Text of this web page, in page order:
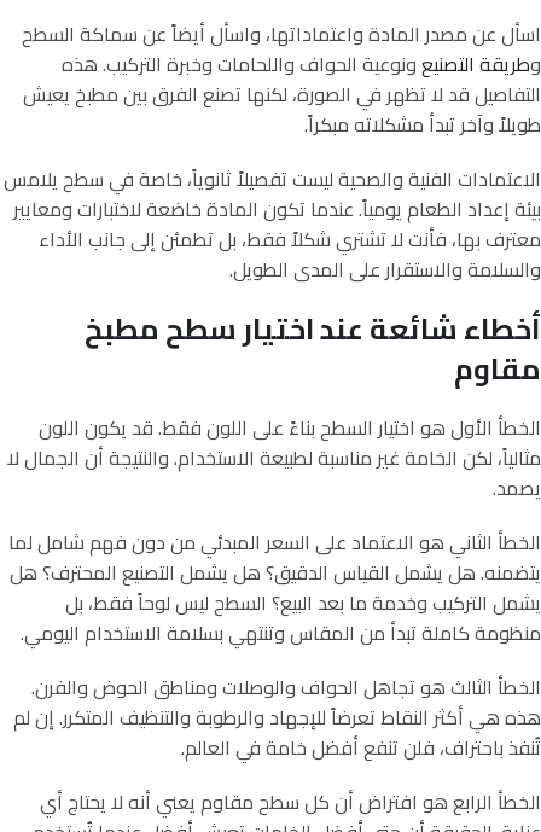
اسأل عن مصدر المادة واعتماداتها، واسأل أيضاً عن سماكة السطح
وطريقة التصنيعونوعية الحواف واللحامات وخبرة التركيب. هذه
التفاصيل قد لا تظهر في الصورة، لكنها تصنع الفرق بين مطبخ يعيش
طويلاً وآخر تبدأ مشكلاته مبكراً.
الاعتمادات الفنية والصحية ليست تفصيلاً ثانوياً، خاصة في سطح يلامس
بيئة إعداد الطعام يومياً. عندما تكون المادة خاضعة لاختبارات ومعايير
معترف بها، فأنت لا تشتري شكلاً فقط، بل تطمئن إلى جانب الأداء
والسلامة والاستقرار على المدى الطويل.
أخطاء شائعة عند اختيار سطح مطبخ
مقاوم
الخطأ الأول هو اختيار السطح بناءً على اللون فقط. قد يكون اللون
مثالياً، لكن الخامة غير مناسبة لطبيعة الاستخدام. والنتيجة أن الجمال لا
يصمد.
الخطأ الثاني هو الاعتماد على السعر المبدئي من دون فهم شامل لما
يتضمنه. هل يشمل القياس الدقيق؟ هل يشمل التصنيع المحترف؟ هل
يشمل التركيب وخدمة ما بعد البيع؟ السطح ليس لوحاً فقط، بل
منظومة كاملة تبدأ من المقاس وتنتهي بسلامة الاستخدام اليومي.
الخطأ الثالث هو تجاهل الحواف والوصلات ومناطق الحوض والفرن.
هذه هي أكثر النقاط تعرضاً للإجهاد والرطوبة والتنظيف المتكرر. إن لم
تُنفذ باحتراف، فلن تنفع أفضل خامة في العالم.
الخطأ الرابع هو افتراض أن كل سطح مقاوم يعني أنه لا يحتاج أي